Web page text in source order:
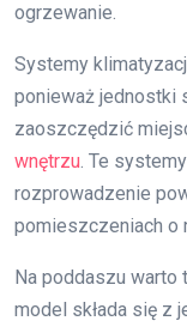
ogrzewanie.
Systemy
ponieważ jednostki
zaoszczędzić
wnętrzu. Te
rozprowadzenie
pomieszczeniach o
Na poddaszu warto
model składa się z